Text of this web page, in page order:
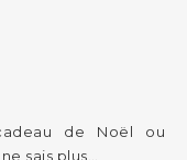
de Noël ou
sais plus…